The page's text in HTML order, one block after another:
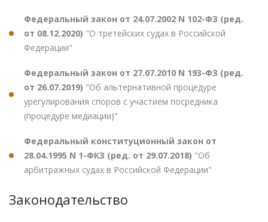
Федеральный закон от 24.07.2002 N 102-ФЗ (ред.
от 08.12.2020) "О третейских судах в Российской
Федерации"
Федеральный закон от 27.07.2010 N 193-ФЗ (ред.
от 26.07.2019) "Об альтернативной процедуре
урегулирования споров с участием посредника
(процедуре медиации)"
Федеральный конституционный закон от
28.04.1995 N 1-ФКЗ (ред. от 29.07.2018) "Об
арбитражных судах в Российской Федерации"
Законодательство